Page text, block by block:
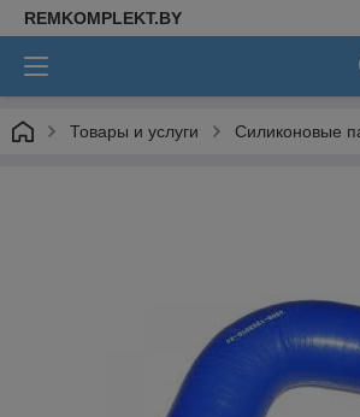
REMKOMPLEKT.BY
Товары и услуги Силиконовые